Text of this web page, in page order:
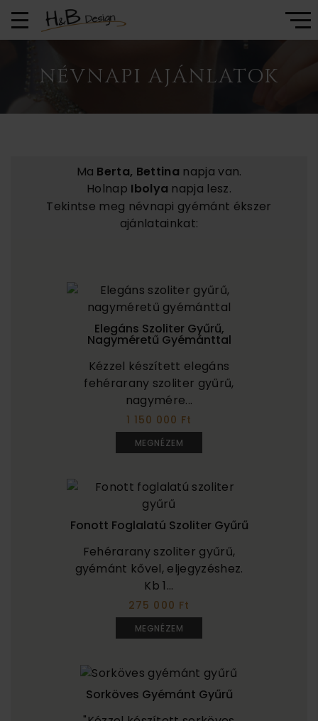
NÉVNAPI AJÁNLATOK
Ma Berta, Bettina napja van.
Holnap Ibolya napja lesz.
Tekintse meg névnapi gyémánt ékszer
ajánlatainkat:
Elegáns Szoliter Gyűrű,
Nagyméretű Gyémánttal
Kézzel készített elegáns
fehérarany szoliter gyűrű,
nagymére...
1 150 000 Ft
MEGNÉZEM
Fonott Foglalatú Szoliter Gyűrű
Fehérarany szoliter gyűrű,
gyémánt kővel, eljegyzéshez.
Kb 1...
275 000 Ft
MEGNÉZEM
Sorköves Gyémánt Gyűrű